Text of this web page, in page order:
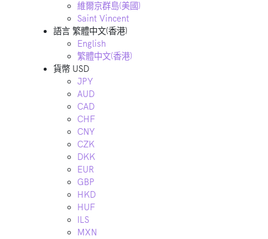
維爾京群島(美國)
Saint Vincent
語言 繁體中文(香港)
English
繁體中文(香港)
貨幣 USD
JPY
AUD
CAD
CHF
CNY
CZK
DKK
EUR
GBP
HKD
HUF
ILS
MXN